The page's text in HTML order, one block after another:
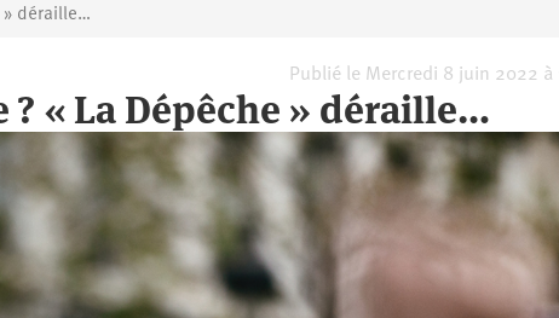
Arts
Cinéma
» déraille…
Publié le Mercredi 8 juin 2022 à
« La Dépêche » déraille…